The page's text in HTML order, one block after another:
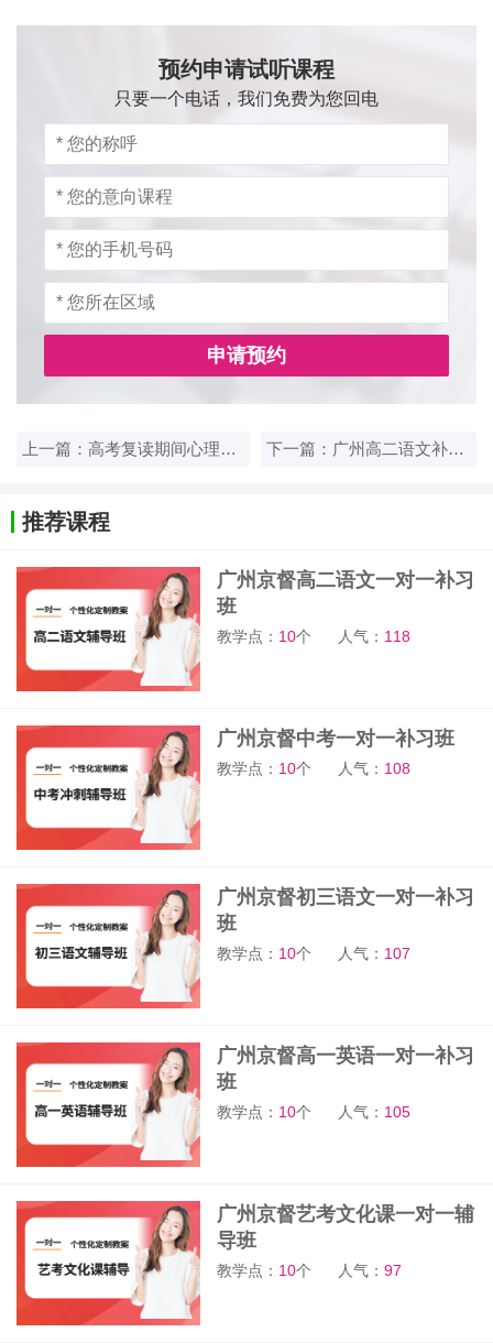
预约申请试听课程
只要一个电话，我们免费为您回电
申请预约
上一篇：高考复读期间心理调节，广州学生可参考的建议 下一篇：广州高二语文补习一对一效果不明显怎么办
推荐课程
广州京督高二语文一对一补习
班
教学点： 10个 人气： 118
广州京督中考一对一补习班
教学点： 10个 人气： 108
广州京督初三语文一对一补习
班
教学点： 10个 人气： 107
广州京督高一英语一对一补习
班
教学点： 10个 人气： 105
广州京督艺考文化课一对一辅
导班
教学点： 10个 人气：97